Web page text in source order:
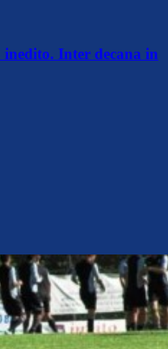
inedito. Inter decana in